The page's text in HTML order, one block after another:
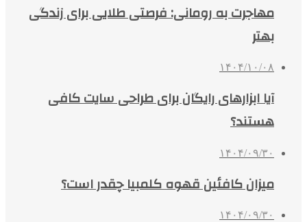
مهاجرت به رومانی: فرصتی طلایی برای زندگی
بهتر
۱۴۰۴/۱۰/۰۸
آیا ابزارهای رایگان برای طراحی سایت کافی
هستند؟
۱۴۰۴/۰۹/۳۰
میزان کافئین قهوه کلمبیا چقدر است؟
۱۴۰۴/۰۹/۳۰